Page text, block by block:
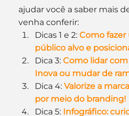
ajudar você a saber mais
venha conferir:
Dicas 1 e 2: Como
público alvo e
Dica 3: Como lidar
Inova ou mudar de
Dica 4: Valorize a
por meio do branding!
Dica 5: Infográfico: